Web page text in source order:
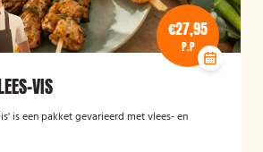
€27,95
P.P
VIS
is een pakket gevarieerd met vlees- en